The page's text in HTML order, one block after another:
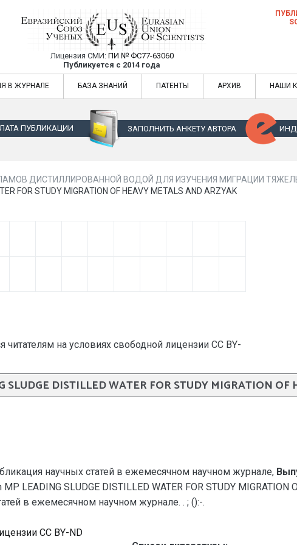
Союз Ученых — публикация
журнале
Лицензия СМИ: ПИ № ФС77-63060
Публикуется с 2014 года
Союз Ученых — публикация научных статей в ежемесячном
В ЖУРНАЛЕ БАЗА ЗНАНИЙ ПАТЕНТЫ АРХИВ НАШИ
ПУБЛИКАЦИИ ЗАПОЛНИТЬ АНКЕТУ АВТОРА
ДИСТИЛЛИРОВАННОЙ ВОДОЙ ДЛЯ ИЗУЧЕНИЯ МИГРАЦИИ
FOR STUDY MIGRATION OF HEAVY METALS AND ARZYAK
на условиях свободной лицензии CC BY-
DISTILLED WATER FOR STUDY MIGRATION OF
научных статей в ежемесячном научном журнале,
LEADING SLUDGE DISTILLED WATER FOR STUDY MIGRATION
в ежемесячном научном журнале. . ; ():-.
CC BY-ND